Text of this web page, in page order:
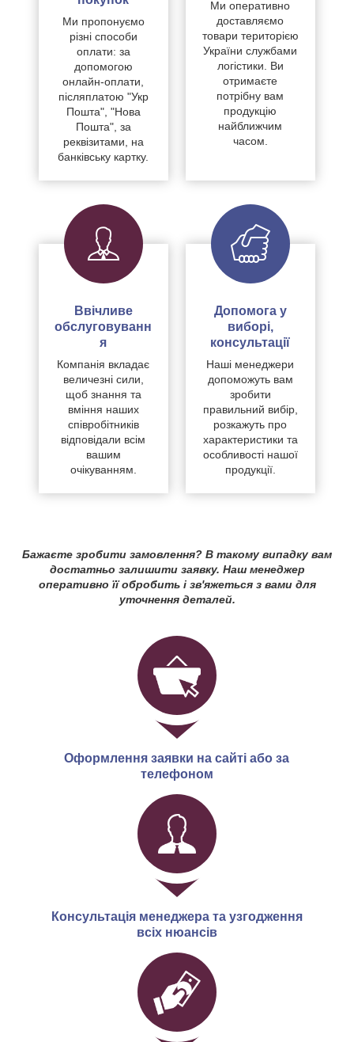
Ми пропонуємо
різні способи
оплати: за
допомогою
онлайн-оплати,
післяплатою "Укр
Пошта", "Нова
Пошта", за
реквізитами, на
банківську картку.
Ми оперативно
доставляємо
товари територією
України службами
логістики. Ви
отримаєте
потрібну вам
продукцію
найближчим
часом.
Ввічливе
обслуговуванн
я
Компанія вкладає
величезні сили,
щоб знання та
вміння наших
співробітників
відповідали всім
вашим
очікуванням.
Допомога у
виборі,
консультації
Наші менеджери
допоможуть вам
зробити
правильний вибір,
розкажуть про
характеристики та
особливості нашої
продукції.
Бажаєте зробити замовлення? В такому випадку вам
достатньо залишити заявку. Наш менеджер
оперативно її обробить і зв'яжеться з вами для
уточнення деталей.
Оформлення заявки на сайті або за
телефоном
Консультація менеджера та узгодження
всіх нюансів